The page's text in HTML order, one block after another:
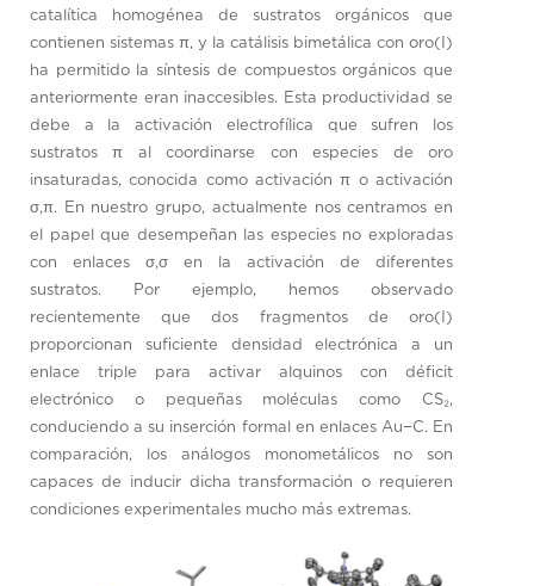
catalítica homogénea de sustratos orgánicos que
contienen sistemas π, y la catálisis bimetálica con oro(I)
ha permitido la síntesis de compuestos orgánicos que
anteriormente eran inaccesibles. Esta productividad se
debe a la activación electrofílica que sufren los
sustratos π al coordinarse con especies de oro
insaturadas, conocida como activación π o activación
σ,π. En nuestro grupo, actualmente nos centramos en
el papel que desempeñan las especies no exploradas
con enlaces σ,σ en la activación de diferentes
sustratos. Por ejemplo, hemos observado
recientemente que dos fragmentos de oro(I)
proporcionan suficiente densidad electrónica a un
enlace triple para activar alquinos con déficit
electrónico o pequeñas moléculas como CS₂,
conduciendo a su inserción formal en enlaces Au−C. En
comparación, los análogos monometálicos no son
capaces de inducir dicha transformación o requieren
condiciones experimentales mucho más extremas.